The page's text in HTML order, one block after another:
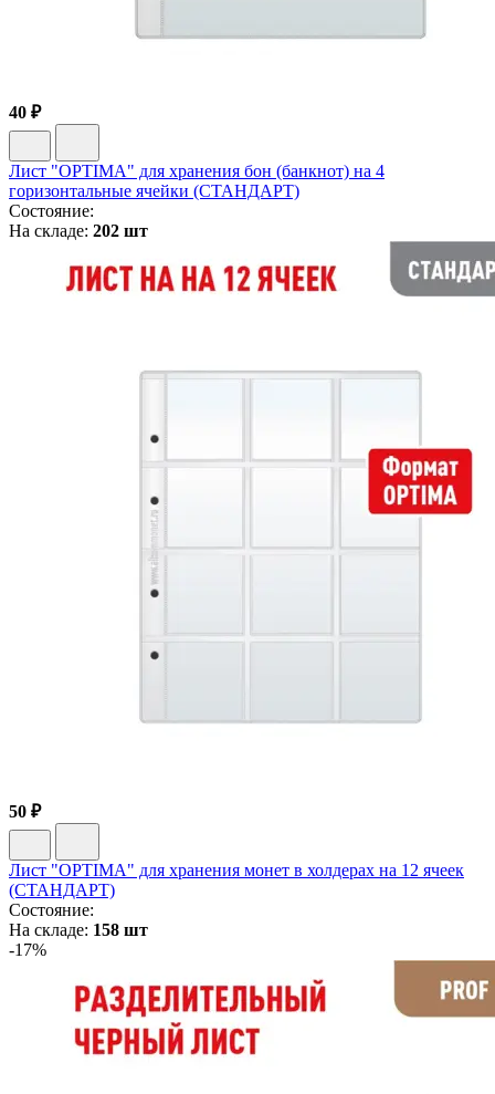
40 ₽
Лист "OPTIMA" для хранения бон (банкнот) на 4
горизонтальные ячейки (СТАНДАРТ)
Состояние:
На складе: 202 шт
50 ₽
Лист "OPTIMA" для хранения монет в холдерах на 12 ячеек
(СТАНДАРТ)
Состояние:
На складе: 158 шт
-17%